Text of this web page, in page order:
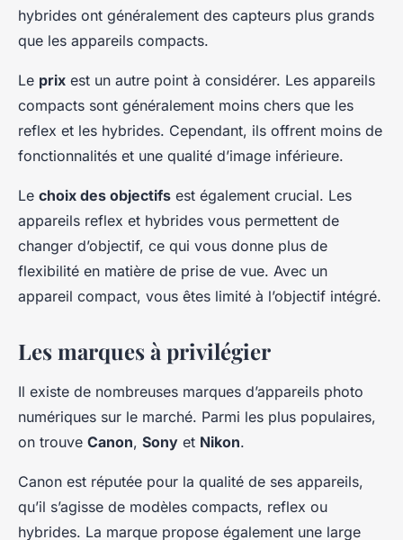
hybrides ont généralement des capteurs plus grands
que les appareils compacts.
Le prix est un autre point à considérer. Les appareils
compacts sont généralement moins chers que les
reflex et les hybrides. Cependant, ils offrent moins de
fonctionnalités et une qualité d’image inférieure.
Le choix des objectifs est également crucial. Les
appareils reflex et hybrides vous permettent de
changer d’objectif, ce qui vous donne plus de
flexibilité en matière de prise de vue. Avec un
appareil compact, vous êtes limité à l’objectif intégré.
Les marques à privilégier
Il existe de nombreuses marques d’appareils photo
numériques sur le marché. Parmi les plus populaires,
on trouve Canon, Sony et Nikon.
Canon est réputée pour la qualité de ses appareils,
qu’il s’agisse de modèles compacts, reflex ou
hybrides. La marque propose également une large